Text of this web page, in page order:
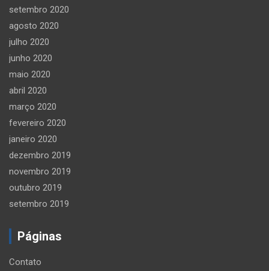
setembro 2020
agosto 2020
julho 2020
junho 2020
maio 2020
abril 2020
março 2020
fevereiro 2020
janeiro 2020
dezembro 2019
novembro 2019
outubro 2019
setembro 2019
Páginas
Contato